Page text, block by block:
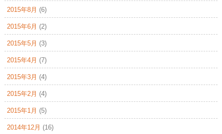
2015年8月 (6)
2015年6月 (2)
2015年5月 (3)
2015年4月 (7)
2015年3月 (4)
2015年2月 (4)
2015年1月 (5)
2014年12月 (16)